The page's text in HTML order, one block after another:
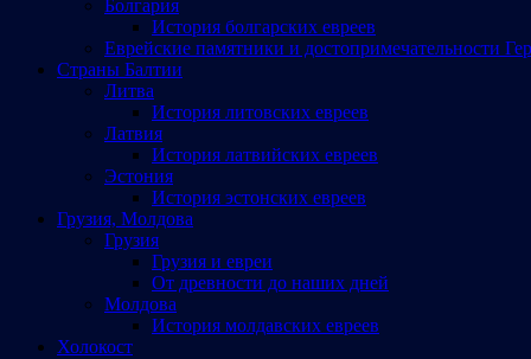
Болгария
История болгарских евреев
Еврейские памятники и достопримечательности
Страны Балтии
Литва
История литовских евреев
Латвия
История латвийских евреев
Эстония
История эстонских евреев
Грузия, Молдова
Грузия
Грузия и евреи
От древности до наших дней
Молдова
История молдавских евреев
Холокост